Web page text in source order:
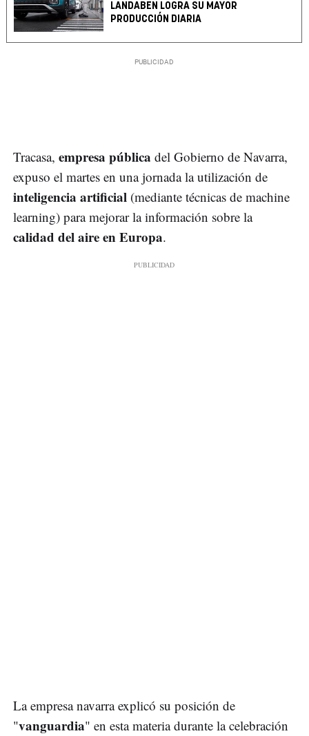
LANDABEN LOGRA SU MAYOR
PRODUCCIÓN DIARIA
Tracasa, empresa pública del Gobierno de Navarra,
expuso el martes en una jornada la utilización de
inteligencia artificial (mediante técnicas de machine
learning) para mejorar la información sobre la
calidad del aire en Europa.
La empresa navarra explicó su posición de
"vanguardia" en esta materia durante la celebración